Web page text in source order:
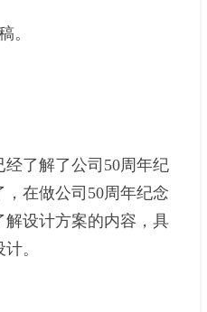
。
了解了公司50周年纪
在做公司50周年纪念
设计方案的内容，具
。